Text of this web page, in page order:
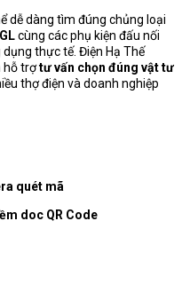
dễ dàng tìm đúng chủng loại
cùng các phụ kiện đấu nối
thực tế. Điện Hạ Thế
hỗ trợtư vấn chọn đúng vật tư
thợ điện và doanh nghiệp
quét mã
doc QR Code